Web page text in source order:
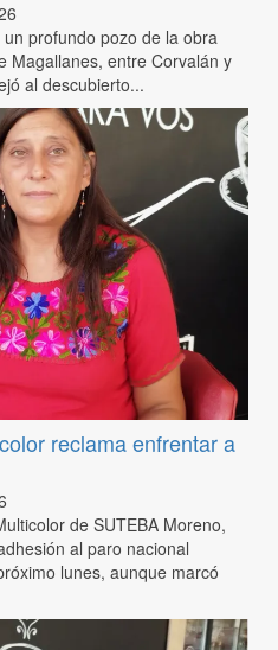
profundo pozo de la obra
Magallanes, entre Corvalán y
al descubierto...
reclama enfrentar a
de SUTEBA Moreno,
al paro nacional
lunes, aunque marcó